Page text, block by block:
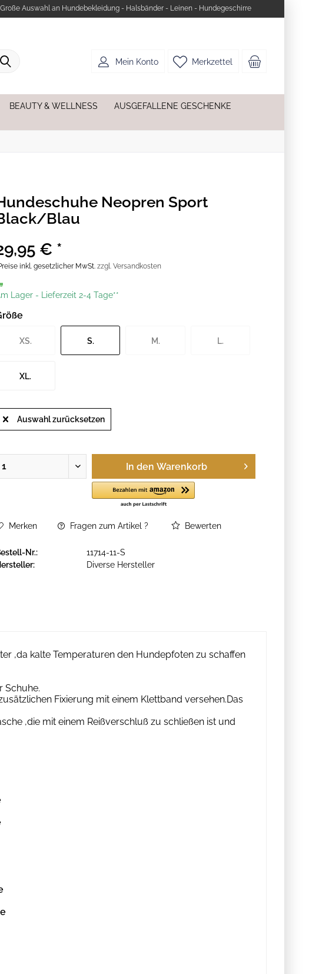
Große Auswahl an Hundebekleidung - Halsbänder - Leinen - Hundegeschirre
Merkzettel
Mein Konto
BEAUTY & WELLNESS AUSGEFALLENE GESCHENKE
Neopren Sport
Blau
€ *
inkl. gesetzlicher MwSt.zzgl. Versandkosten
Lager - Lieferzeit 2-4 Tage**
XS. S. M. L.
XL.
Auswahl zurücksetzen
In den Warenkorb
Merken Fragen zum Artikel ? Bewerten
Nr.:
11714-11-S
Diverse Hersteller
,da kalte Temperaturen den Hundepfoten zu schaffen
Schuhe.
Fixierung mit einem Klettband versehen.Das
,die mit einem Reißverschluß zu schließen ist und